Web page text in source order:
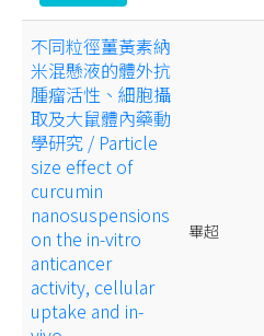
不同粒徑薑黃素納
米混懸液的體外抗
腫瘤活性、細胞攝
取及大鼠體內藥動
學研究 / Particle
size effect of
curcumin
nanosuspensions
on the in-vitro
anticancer
activity, cellular
uptake and in-
畢超